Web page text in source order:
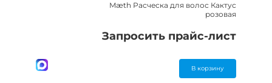
Mæth Расческа для волос Кактус
розовая
Запросить прайс-лист
В корзину